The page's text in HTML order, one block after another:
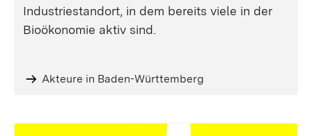
Industriestandort, in dem bereits viele in der
Bioökonomie aktiv sind.
Akteure in Baden-Württemberg